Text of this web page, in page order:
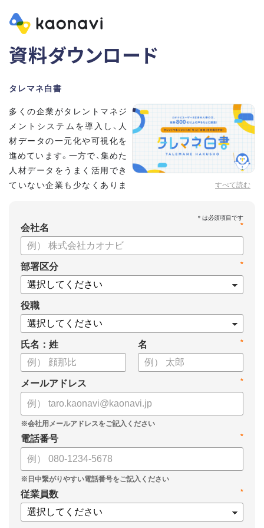
資料ダウンロード
タレマネ白書
すべて読む
多くの企業がタレントマネジ
メントシステムを導入し、人
材データの一元化や可視化を
進めています。一方で、集めた
人材データをうまく活用でき
ていない企業も少なくありま
こうした実情をふまえ、システム導入有無に留まらず、活用状
況や成果を明らかにすべく調査いたしました。
【資料の内容】
・タレントマネジメント推進の事業戦略貢献度
・タレントマネジメントシステム導入の手応え
・人事担当者以外でのカオナビ利用比率
これからのタレントマネジメントが目指すべき指針の参考と
して、ぜひお役立てください。
*
会社名
*
部署区分
役職
氏名：姓 *
名
*
メールアドレス
*
電話番号
*
従業員数